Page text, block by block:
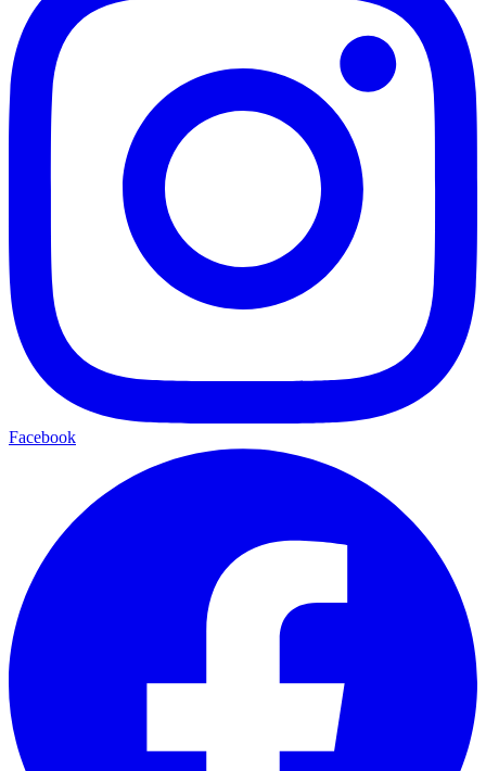
Facebook